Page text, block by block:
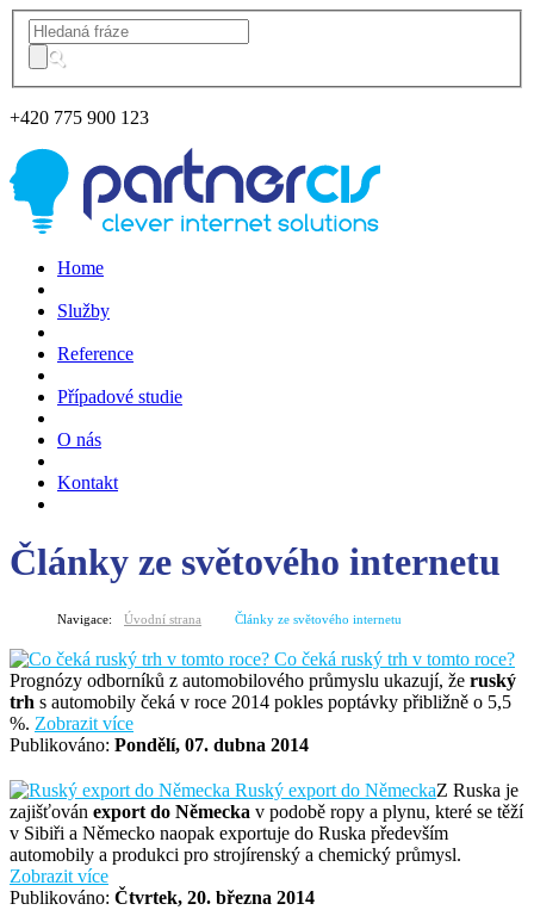
+420 775 900 123
Home
Služby
Reference
Případové studie
O nás
Kontakt
Články ze světového internetu
Navigace: Úvodní strana Články ze světového internetu
Co čeká ruský trh v tomto roce?
Prognózy odborníků z automobilového průmyslu ukazují, že ruský
trh s automobily čeká v roce 2014 pokles poptávky přibližně o 5,5
%. Zobrazit více
Publikováno: Pondělí, 07. dubna 2014
Ruský export do NěmeckaZ Ruska je
zajišťován export do Německa v podobě ropy a plynu, které se těží
v Sibiři a Německo naopak exportuje do Ruska především
automobily a produkci pro strojírenský a chemický průmysl.
Zobrazit více
Publikováno: Čtvrtek, 20. března 2014